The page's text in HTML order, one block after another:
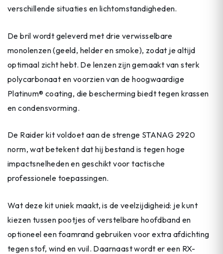
verschillende situaties en lichtomstandigheden.
De bril wordt geleverd met drie verwisselbare
monolenzen (geeld, helder en smoke), zodat je altijd
optimaal zicht hebt. De lenzen zijn gemaakt van sterk
polycarbonaat en voorzien van de hoogwaardige
Platinum® coating, die bescherming biedt tegen krassen
en condensvorming.
De Raider kit voldoet aan de strenge STANAG 2920
norm, wat betekent dat hij bestand is tegen hoge
impactsnelheden en geschikt voor tactische
professionele toepassingen.
Wat deze kit uniek maakt, is de veelzijdigheid: je kunt
kiezen tussen pootjes of verstelbare hoofdband en
optioneel een foamrand gebruiken voor extra afdichting
tegen stof, wind en vuil. Daarnaast wordt er een RX-